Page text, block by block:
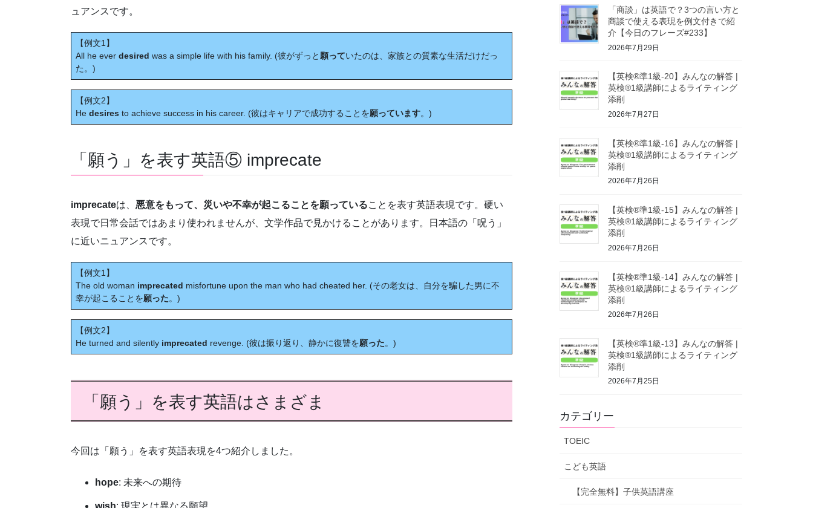
ュアンスです。
【例文1】
All he ever desired was a simple life with his family. (彼がずっと願っていたのは、家族との質素な生活だけだっ
た。)
【例文2】
He desires to achieve success in his career. (彼はキャリアで成功することを願っています。)
「願う」を表す英語⑤ imprecate
imprecateは、 悪意をもって、災いや不幸が起こることを願っていることを表す英語表現です。硬い
表現で日常会話ではあまり使われませんが、文学作品で見かけることがあります。日本語の「呪う」
に近いニュアンスです。
【例文1】
The old woman imprecated misfortune upon the man who had cheated her. (その老女は、自分を騙した男に不
幸が起こることを願った。)
【例文2】
He turned and silently imprecated revenge. (彼は振り返り、静かに復讐を願った。)
「願う」を表す英語はさまざま
今回は「願う」を表す英語表現を4つ紹介しました。
hope: 未来への期待
「商談」は英語で？3つの言い方と
商談で使える表現を例文付きで紹
介【今日のフレーズ#233】
2026年7月29日
【英検®準1級-20】みんなの解答 |
英検®1級講師によるライティング
添削
2026年7月27日
【英検®準1級-16】みんなの解答 |
英検®1級講師によるライティング
添削
2026年7月26日
【英検®準1級-15】みんなの解答 |
英検®1級講師によるライティング
添削
2026年7月26日
【英検®準1級-14】みんなの解答 |
英検®1級講師によるライティング
添削
2026年7月26日
【英検®準1級-13】みんなの解答 |
英検®1級講師によるライティング
添削
2026年7月25日
カテゴリー
TOEIC
こども英語
【完全無料】子供英語講座